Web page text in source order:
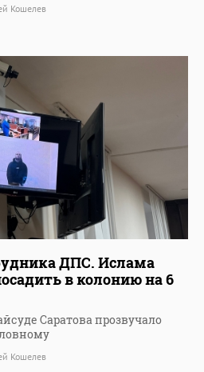
Кошелев
ДПС. Ислама
в колонию на 6
Саратова прозвучало
Кошелев